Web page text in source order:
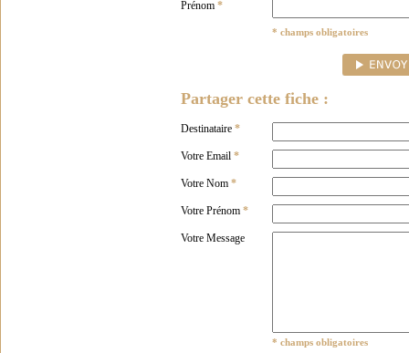
Prénom *
* champs obligatoires
Partager cette fiche :
Destinataire *
Votre Email *
Votre Nom *
Votre Prénom *
Votre Message
* champs obligatoires